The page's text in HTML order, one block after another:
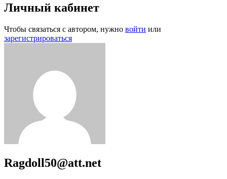
Личный кабинет
Чтобы связаться с автором, нужно войти или
зарегистрироваться
Ragdoll50@att.net